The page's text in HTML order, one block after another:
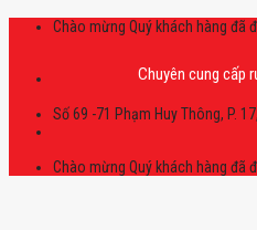
Skip
Chào mừng Quý khách hàng đã
Chuyên cung cấp rượu
Số 69 -71 Phạm Huy Thông, P.
Chào mừng Quý khách hàng đã